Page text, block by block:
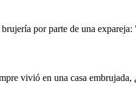
por parte de una
vivió en una casa embrujada,